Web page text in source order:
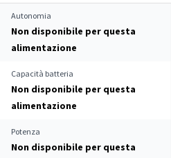
Autonomia
Non disponibile per questa
alimentazione
Capacità batteria
Non disponibile per questa
alimentazione
Potenza
Non disponibile per questa